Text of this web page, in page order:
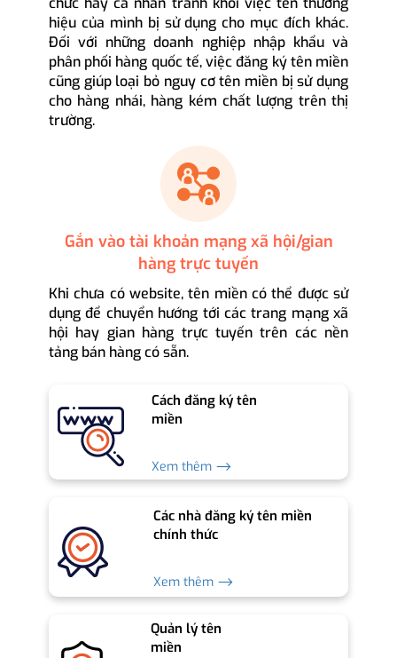
hiệu của mình bị sử dụng cho mục đích khác.
Đối với những doanh nghiệp nhập khẩu và
phân phối hàng quốc tế, việc đăng ký tên miền
cũng giúp loại bỏ nguy cơ tên miền bị sử dụng
cho hàng nhái, hàng kém chất lượng trên thị
trường.
Gắn vào tài khoản mạng xã hội/gian
hàng trực tuyến
Khi chưa có website, tên miền có thể được sử
dụng để chuyển hướng tới các trang mạng xã
hội hay gian hàng trực tuyến trên các nền
tảng bán hàng có sẵn.
Cách đăng ký tên
miền
Xem thêm ⟶
Các nhà đăng ký tên miền
chính thức
Xem thêm ⟶
Quản lý tên
miền